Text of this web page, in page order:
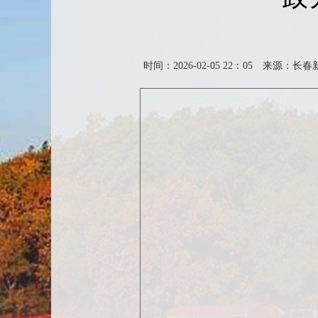
时间：2026-02-05 22：05 来源：长春